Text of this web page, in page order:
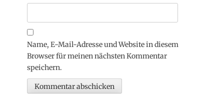
Name, E-Mail-Adresse und Website in diesem
Browser für meinen nächsten Kommentar
speichern.